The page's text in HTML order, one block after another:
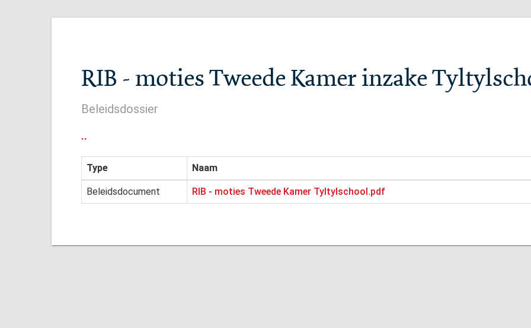
RIB - moties Tweede Kamer inzake
Beleidsdossier
..
Type Naam
Beleidsdocument RIB - moties Tweede Kamer Tyltylschool.pdf